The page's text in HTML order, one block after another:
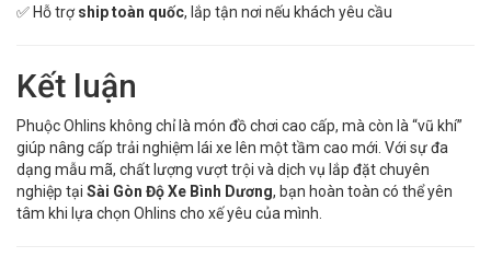
✅ Hỗ trợship toàn quốc, lắp tận nơi nếu khách yêu cầu
Kết luận
Phuộc Ohlins không chỉ là món đồ chơi cao cấp, mà còn là “vũ khí”
giúp nâng cấp trải nghiệm lái xe lên một tầm cao mới. Với sự đa
dạng mẫu mã, chất lượng vượt trội và dịch vụ lắp đặt chuyên
nghiệp tại Sài Gòn Độ Xe Bình Dương, bạn hoàn toàn có thể yên
tâm khi lựa chọn Ohlins cho xế yêu của mình.